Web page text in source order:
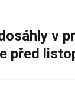
v
před